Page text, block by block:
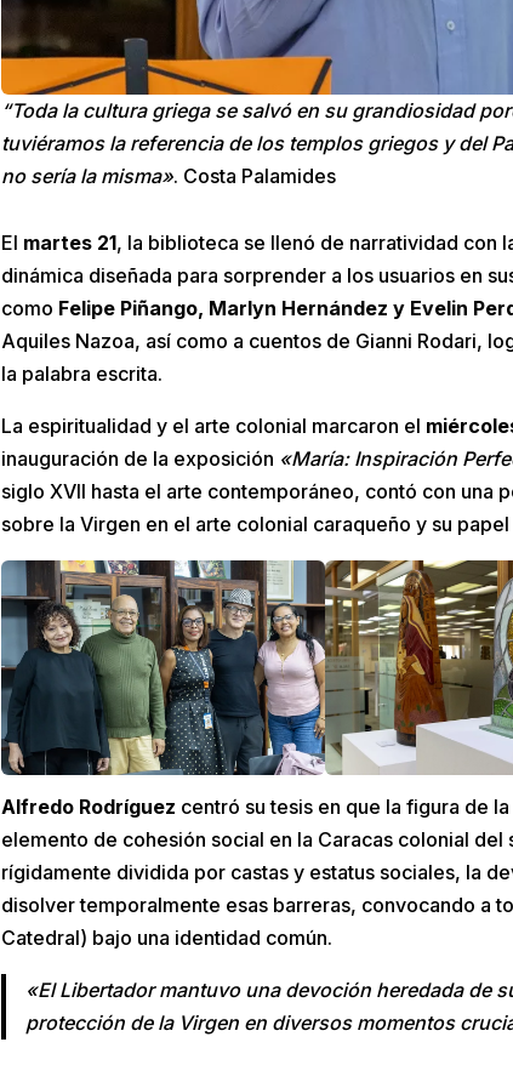
“Toda la cultura griega se salvó en su grandiosidad
tuviéramos la referencia de los templos griegos y del
no sería la misma». Costa Palamides
El martes 21, la biblioteca se llenó de narratividad con
dinámica diseñada para sorprender a los usuarios en
como Felipe Piñango, Marlyn Hernández y Evelin
Aquiles Nazoa, así como a cuentos de Gianni Rodari,
la palabra escrita.
La espiritualidad y el arte colonial marcaron el
inauguración de la exposición «María: Inspiración
siglo XVII hasta el arte contemporáneo, contó con una
sobre la Virgen en el arte colonial caraqueño y su
Alfredo Rodríguez centró su tesis en que la figura de
elemento de cohesión social en la Caracas colonial del
rígidamente dividida por castas y estatus sociales, la
disolver temporalmente esas barreras, convocando a
Catedral) bajo una identidad común.
«El Libertador mantuvo una devoción heredada de
protección de la Virgen en diversos momentos